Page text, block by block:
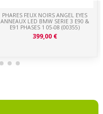
PHARES FEUX NOIRS ANGEL EYES
ANNEAUX LED BMW SERIE 3 E90 &
E91 PHASES 1 05-08 (00355)
399,00 €